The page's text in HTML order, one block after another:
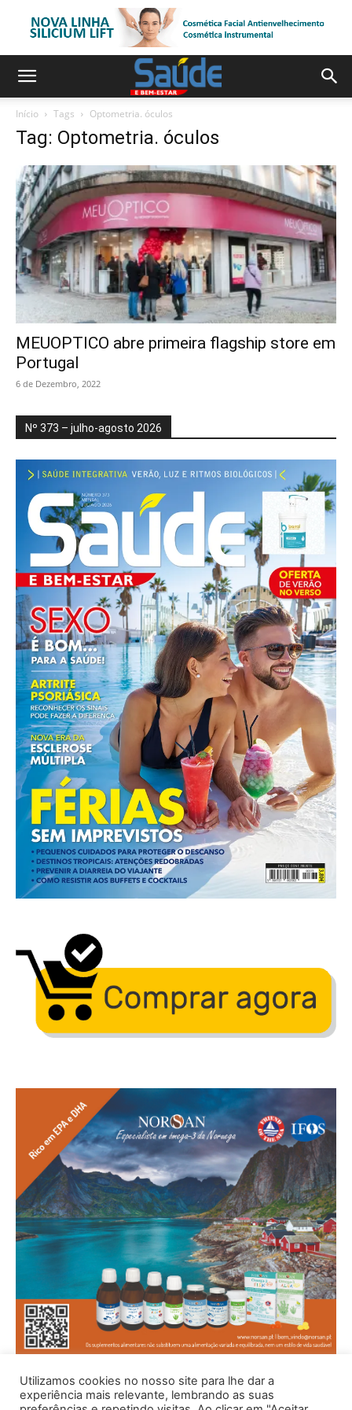
Início Tags Optometria. óculos
Tag: Optometria. óculos
MEUOPTICO abre primeira flagship store em
Portugal
6 de Dezembro, 2022
Nº 373 – julho-agosto 2026
Utilizamos cookies no nosso site para lhe dar a
experiência mais relevante, lembrando as suas